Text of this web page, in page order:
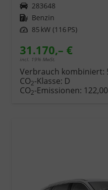
Fahrzeugnr. 283648
Kraftstoff Benzin
Leistung 85 kW (116 PS)
31.170,– €
incl. 19% MwSt.
Verbrauch kombiniert:
CO2-Klasse: D
CO2-Emissionen: